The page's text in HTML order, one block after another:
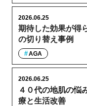
期待した効果が得
の切り替え事例
2026.06.25
AGA
４０代の地肌の悩
療と生活改善
2026.06.25